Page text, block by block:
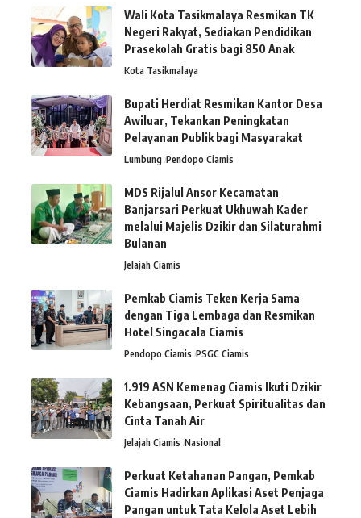
Wali Kota Tasikmalaya Resmikan TK
Negeri Rakyat, Sediakan Pendidikan
Prasekolah Gratis bagi 850 Anak
Kota Tasikmalaya
Bupati Herdiat Resmikan Kantor Desa
Awiluar, Tekankan Peningkatan
Pelayanan Publik bagi Masyarakat
Lumbung Pendopo Ciamis
MDS Rijalul Ansor Kecamatan
Banjarsari Perkuat Ukhuwah Kader
melalui Majelis Dzikir dan Silaturahmi
Bulanan
Jelajah Ciamis
Pemkab Ciamis Teken Kerja Sama
dengan Tiga Lembaga dan Resmikan
Hotel Singacala Ciamis
Pendopo Ciamis PSGC Ciamis
1.919 ASN Kemenag Ciamis Ikuti Dzikir
Kebangsaan, Perkuat Spiritualitas dan
Cinta Tanah Air
Jelajah Ciamis Nasional
Perkuat Ketahanan Pangan, Pemkab
Ciamis Hadirkan Aplikasi Aset Penjaga
Pangan untuk Tata Kelola Aset Lebih